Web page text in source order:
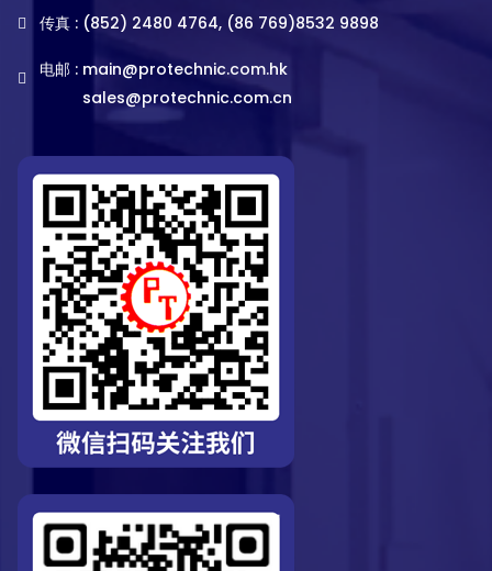
传真 : (852) 2480 4764, (86 769)8532 9898
电邮 : main@protechnic.com.hk
sales@protechnic.com.cn